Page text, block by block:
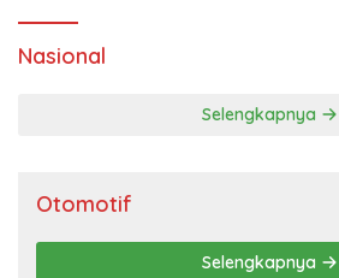
Nasional
Selengkapnya
Otomotif
Selengkapnya